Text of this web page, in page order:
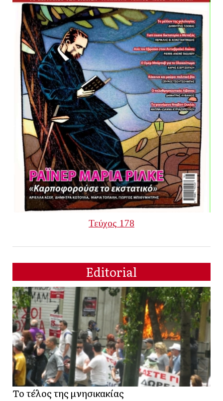
Τεύχος 178
Editorial
Το τέλος της μνησικακίας